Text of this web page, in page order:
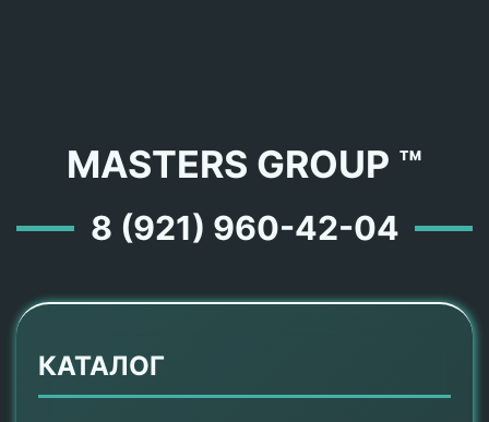
MASTERS GROUP ™
8 (921) 960-42-04
КАТАЛОГ